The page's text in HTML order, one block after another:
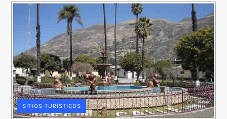
SITIOS TURISTICOS